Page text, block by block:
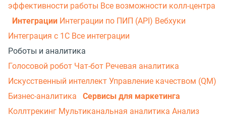
эффективности работы Все возможности колл-центра
Интеграции Интеграции по ПИП (API) Вебхуки
Интеграция с 1С Все интеграции
Роботы и аналитика
Голосовой робот Чат-бот Речевая аналитика
Искусственный интеллект Управление качеством (QM)
Бизнес-аналитика
Сервисы для маркетинга
Коллтрекинг Мультиканальная аналитика Анализ